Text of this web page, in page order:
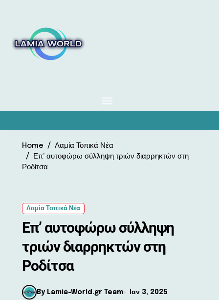
Home
Λαμία Τοπικά Νέα
Επ’ αυτοφώρω σύλληψη τριών διαρρηκτών στη
Ροδίτσα
Λαμία Τοπικά Νέα
Επ’ αυτοφώρω σύλληψη
τριών διαρρηκτών στη
Ροδίτσα
By Lamia-World.gr Team
Ιαν 3, 2025